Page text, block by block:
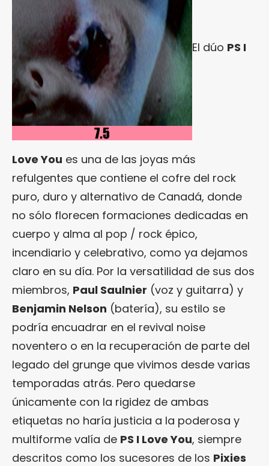
El dúo PS I
Love You es una de las joyas más
refulgentes que contiene el cofre del rock
puro, duro y alternativo de Canadá, donde
no sólo florecen formaciones dedicadas en
cuerpo y alma al pop / rock épico,
incendiario y celebrativo, como ya dejamos
claro en su día. Por la versatilidad de sus dos
miembros, Paul Saulnier (voz y guitarra) y
Benjamin Nelson (batería), su estilo se
podría encuadrar en el revival noise
noventero o en la recuperación de parte del
legado del grunge que vivimos desde varias
temporadas atrás. Pero quedarse
únicamente con la rigidez de ambas
etiquetas no haría justicia a la poderosa y
multiforme valía de PS I Love You, siempre
descritos como los sucesores de los Pixies